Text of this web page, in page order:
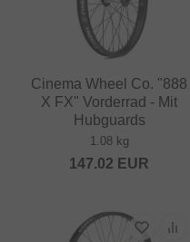
Cinema Wheel Co. "888
X FX" Vorderrad - Mit
Hubguards
1.08 kg
147.02 EUR